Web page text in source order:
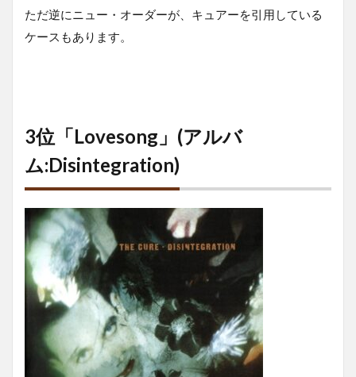
ただ逆にニュー・オーダーが、キュアーを引用している
ケースもあります。
3位「Lovesong」(アルバ
ム:Disintegration)